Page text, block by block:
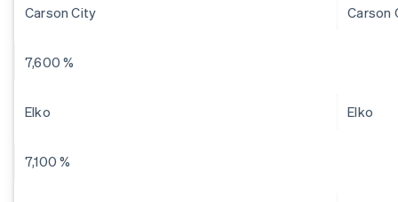
Carson City Carson
7,600 %
Elko Elko
7,100 %